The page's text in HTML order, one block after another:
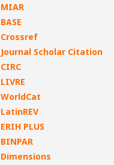
MIAR
BASE
Crossref
Journal Scholar Citation
CIRC
LIVRE
WorldCat
LatinREV
ERIH PLUS
BINPAR
Dimensions